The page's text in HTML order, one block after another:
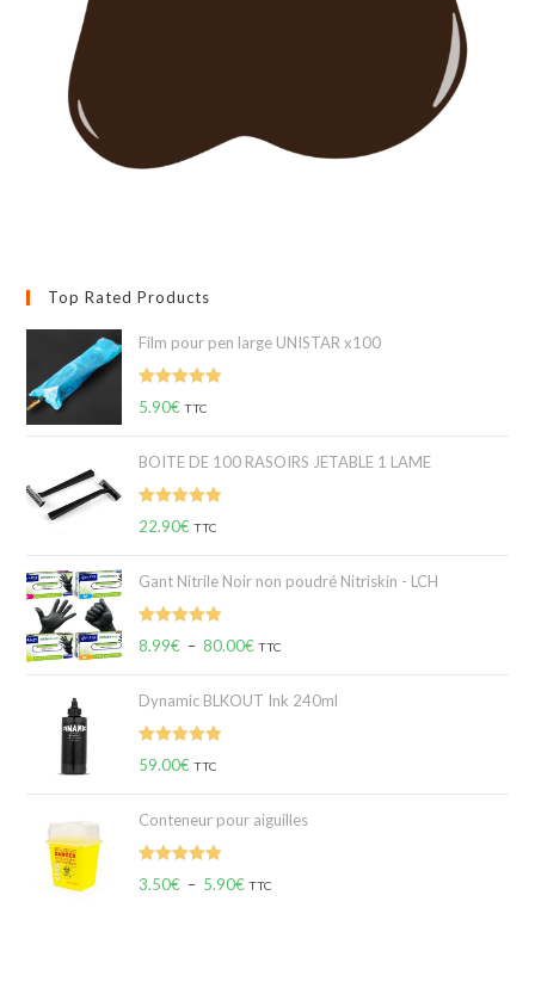
Top Rated Products
Film pour pen large UNISTAR x100
Note5.00
5.90€ TTC
BOITE DE 100 RASOIRS JETABLE 1 LAME
Note5.00
22.90€ TTC
Gant Nitrile Noir non poudré Nitriskin - LCH
Note5.00
8.99€ – 80.00€ TTC
Dynamic BLKOUT Ink 240ml
Note5.00
59.00€ TTC
Conteneur pour aiguilles
Note5.00
3.50€ – 5.90€ TTC